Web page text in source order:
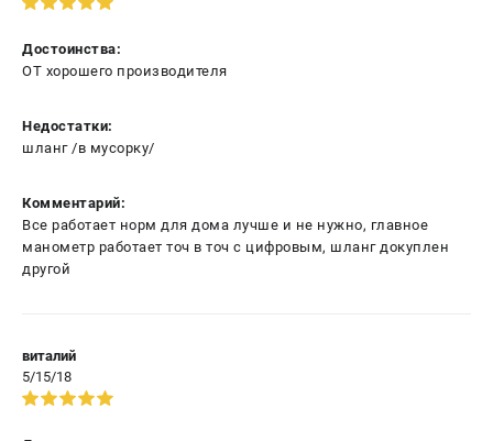
+7 (911) 360-06-14 | +7 (8112) 59-10-67
zakaz@metabo-market.ru
Достоинства:
ОТ хорошего производителя
Недостатки:
шланг /в мусорку/
Комментарий:
Все работает норм для дома лучше и не нужно, главное
манометр работает точ в точ с цифровым, шланг докуплен
другой
виталий
5/15/18